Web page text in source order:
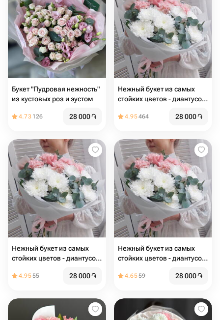
Букет "Пудровая нежность"
из кустовых роз и эустом
4.73 126 28 000֏
Нежный букет из самых
стойких цветов - диантусов
4.95464 28 000֏
Нежный букет из самых
стойких цветов - диантусов
4.9555 28 000֏
Нежный букет из самых
стойких цветов - диантусов
4.6559 28 000֏